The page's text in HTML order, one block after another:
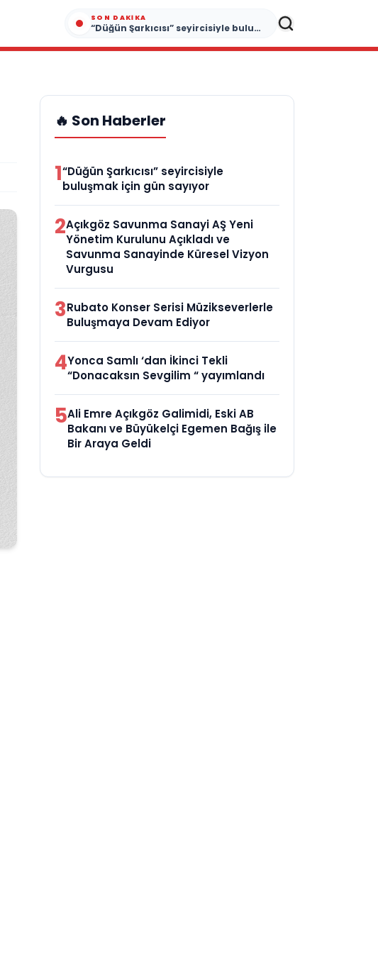
SON DAKIKA
“Düğün Şarkıcısı” seyircisiyle buluşmak için gün sayıyor
🔥 Son Haberler
1“Düğün Şarkıcısı” seyircisiyle
buluşmak için gün sayıyor
2Açıkgöz Savunma Sanayi AŞ Yeni
Yönetim Kurulunu Açıkladı ve
Savunma Sanayinde Küresel Vizyon
Vurgusu
3Rubato Konser Serisi Müzikseverlerle
Buluşmaya Devam Ediyor
4Yonca Samlı ‘dan İkinci Tekli
“Donacaksın Sevgilim “ yayımlandı
5Ali Emre Açıkgöz Galimidi, Eski AB
Bakanı ve Büyükelçi Egemen Bağış ile
Bir Araya Geldi